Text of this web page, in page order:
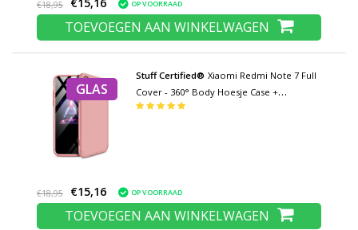
€18,95 OP VOORRAAD
TOEVOEGEN AAN WINKELWAGEN
GLAS
Stuff Certified® Xiaomi Redmi Note 7 Full
Cover - 360° Body Hoesje Case +
Screenprotector Tempered Glass Roze
€18,95 €15,16 OP VOORRAAD
TOEVOEGEN AAN WINKELWAGEN